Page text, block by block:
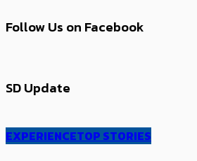
Follow Us on Facebook
SD Update
EXPERIENCETOP STORIES